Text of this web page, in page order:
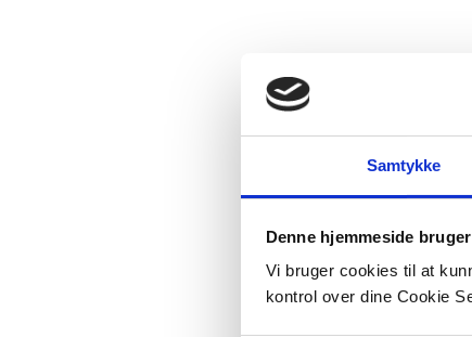
Samtykke
Denne hjemmeside
Vi bruger cookies til at
kontrol over dine Cookie